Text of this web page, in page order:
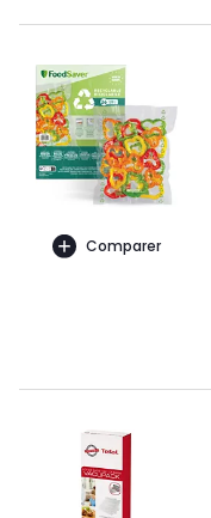
Comparer